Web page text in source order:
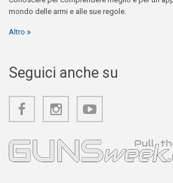
mondo delle armi e alle sue regole.
Altro
Seguici anche su